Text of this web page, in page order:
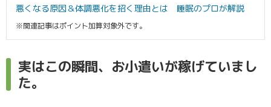
悪くなる原因＆体調悪化を招く理由とは 睡眠のプロが解説
※関連記事はポイント加算対象外です。
実はこの瞬間、お小遣いが稼げていまし
た。